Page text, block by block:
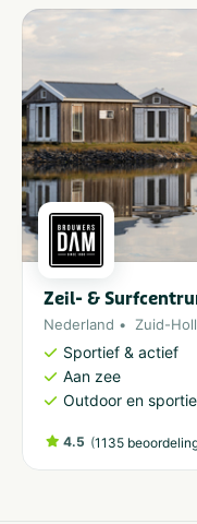
Zeil- &
Nederland Zuid-
Sportief & actief
Aan zee
Outdoor en
4.5 (1135